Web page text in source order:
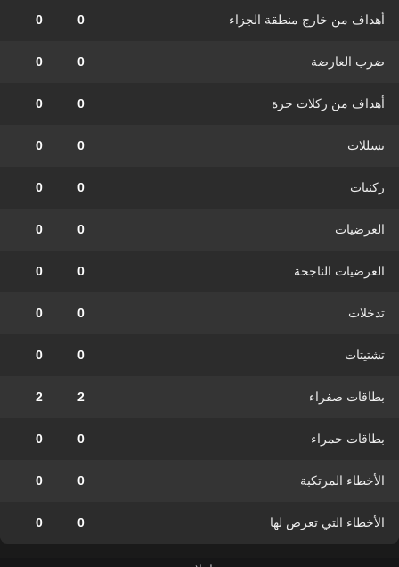
أهداف من خارج منطقة الجزاء 0
0
ضرب العارضة 0
0
أهداف من ركلات حرة 0
0
تسللات 0
0
ركنيات 0
0
العرضيات 0
0
العرضيات الناجحة 0
0
تدخلات 0
0
تشتيتات 0
0
بطاقات صفراء 2
2
بطاقات حمراء 0
0
الأخطاء المرتكبة 0
0
الأخطاء التي تعرض لها 0
0